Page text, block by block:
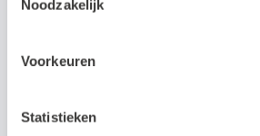
Noodzakelijk
Voorkeuren
Statistieken
Veelgestelde vragen
Dit is een integratie-koppeling